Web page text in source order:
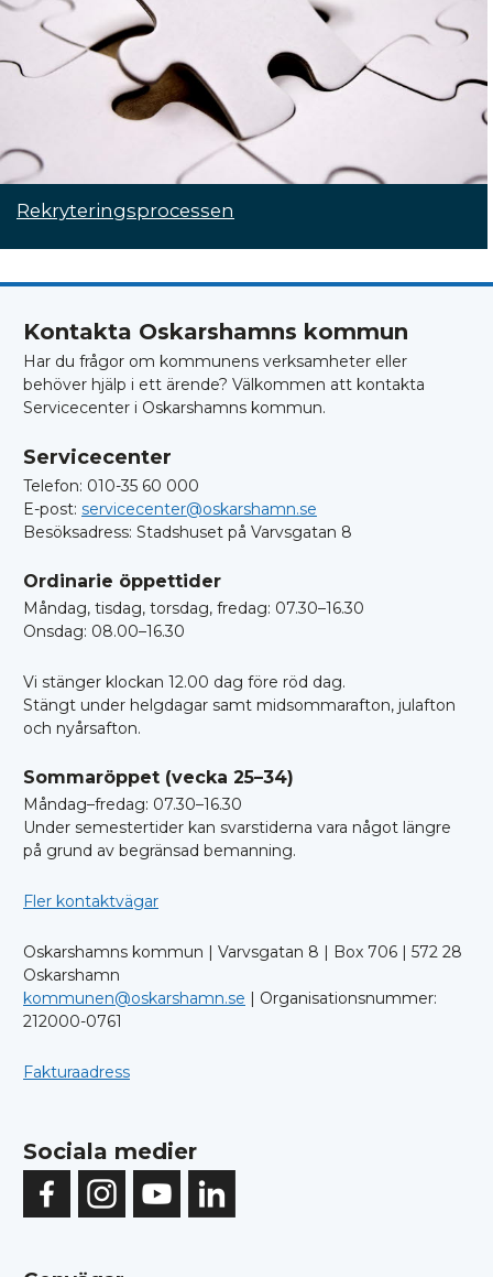
Rekryteringsprocessen
Kontakta Oskarshamns kommun
Har du frågor om kommunens verksamheter eller
behöver hjälp i ett ärende? Välkommen att kontakta
Servicecenter i Oskarshamns kommun.
Servicecenter
Telefon: 010-35 60 000
E-post: servicecenter@oskarshamn.se
Besöksadress: Stadshuset på Varvsgatan 8
Ordinarie öppettider
Måndag, tisdag, torsdag, fredag: 07.30–16.30
Onsdag: 08.00–16.30
Vi stänger klockan 12.00 dag före röd dag.
Stängt under helgdagar samt midsommarafton, julafton
och nyårsafton.
Sommaröppet (vecka 25–34)
Måndag–fredag: 07.30–16.30
Under semestertider kan svarstiderna vara något längre
på grund av begränsad bemanning.
Fler kontaktvägar
Oskarshamns kommun | Varvsgatan 8 | Box 706 | 572 28
Oskarshamn
kommunen@oskarshamn.se | Organisationsnummer:
212000-0761
Fakturaadress
Sociala medier